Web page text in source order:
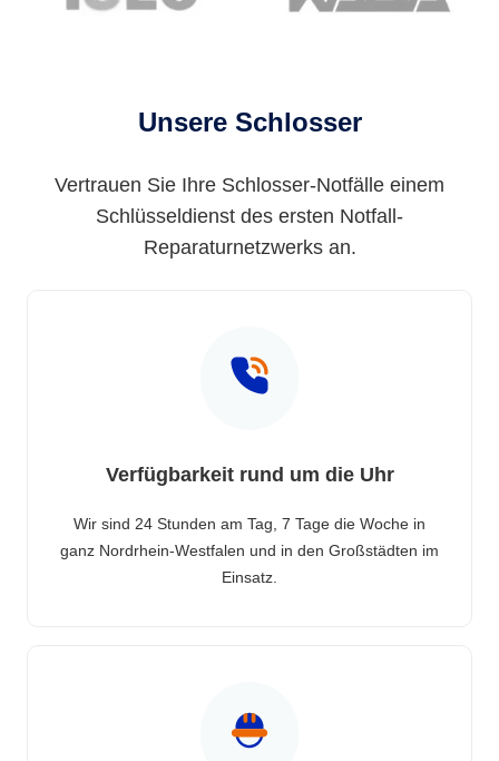
Unsere Schlosser
Vertrauen Sie Ihre Schlosser-Notfälle einem
Schlüsseldienst des ersten Notfall-
Reparaturnetzwerks an.
Verfügbarkeit rund um die Uhr
Wir sind 24 Stunden am Tag, 7 Tage die Woche in
ganz Nordrhein-Westfalen und in den Großstädten im
Einsatz.